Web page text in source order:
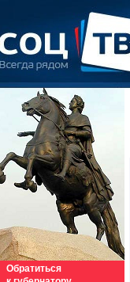
Обратиться